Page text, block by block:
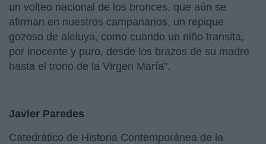
un volteo nacional de los bronces, que aún se
afirman en nuestros campanarios, un repique
gozoso de aleluya, como cuando un niño transita,
por inocente y puro, desde los brazos de su madre
hasta el trono de la Virgen María”.
Javier Paredes
Catedrático de Historia Contemporánea de la